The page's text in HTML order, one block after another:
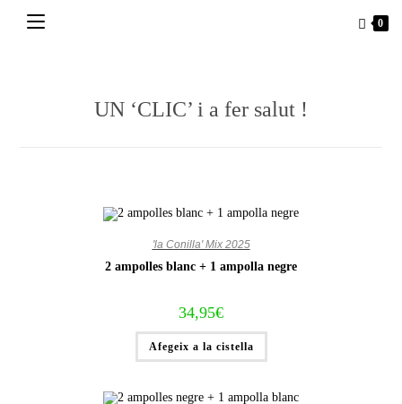
0
UN ‘CLIC’ i a fer salut !
'la Conilla' Mix 2025
2 ampolles blanc + 1 ampolla negre
34,95€
Afegeix a la cistella